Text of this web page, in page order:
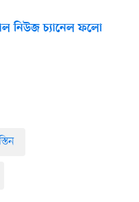
নিউজ চ্যানেল ফলো